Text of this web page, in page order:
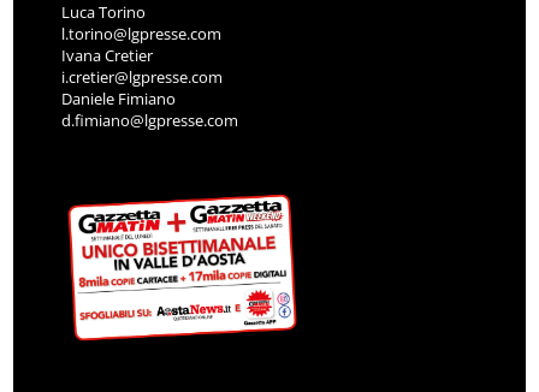
Luca Torino
l.torino@lgpresse.com
Ivana Cretier
i.cretier@lgpresse.com
Daniele Fimiano
d.fimiano@lgpresse.com